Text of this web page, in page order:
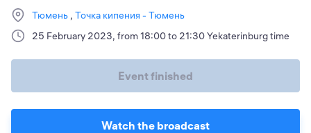
Тюмень Точка кипения - Тюмень
25 February 2023, from 18:00 to 21:30 Yekaterinburg time
Event finished
Watch the broadcast